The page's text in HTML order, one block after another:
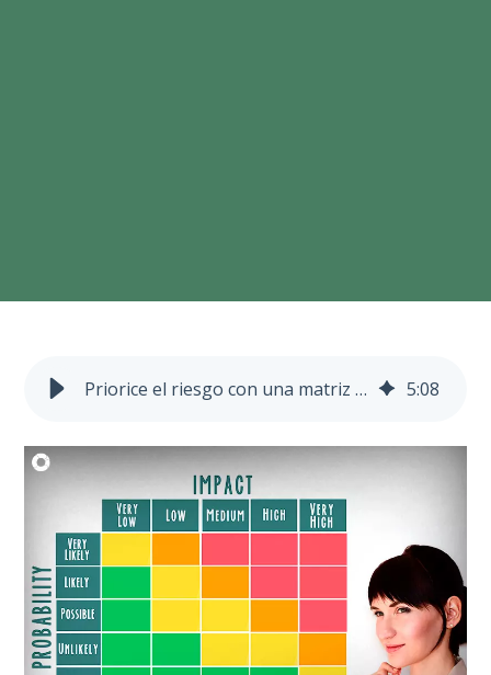
Priorice el riesgo con una matriz de control 5:08